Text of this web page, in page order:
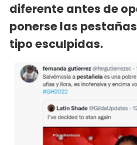
diferente antes de
ponerse las
tipo esculpidas.